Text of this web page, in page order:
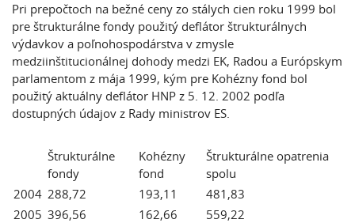
Pri prepočtoch na bežné ceny zo stálych cien roku 1999 bol
pre štrukturálne fondy použitý deflátor štrukturálnych
výdavkov a poľnohospodárstva v zmysle
medziinštitucionálnej dohody medzi EK, Radou a Európskym
parlamentom z mája 1999, kým pre Kohézny fond bol
použitý aktuálny deflátor HNP z 5. 12. 2002 podľa
dostupných údajov z Rady ministrov ES.
Štrukturálne
fondy
Kohézny
fond
Štrukturálne opatrenia
spolu
2004 288,72 193,11
481,83
2005 396,56 162,66
559,22